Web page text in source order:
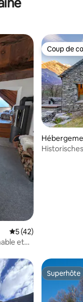
: 4,92 sur 5
appréciés
Évaluation moyenne
5 (42)
et
Coup de
Coup de
Superhôte
Superhôte